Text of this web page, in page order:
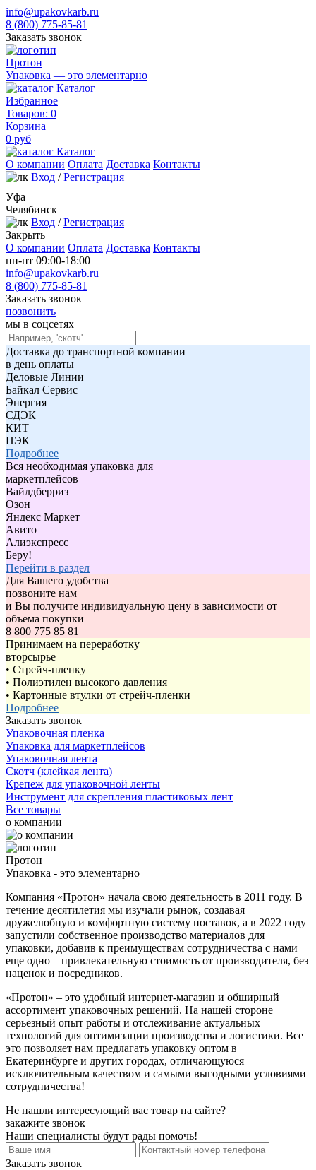
info@upakovkarb.ru
8 (800) 775-85-81
Заказать звонок
Протон
Упаковка — это элементарно
Каталог
Избранное
Товаров: 0
Корзина
0 руб
Каталог
О компании Оплата Доставка Контакты
Вход / Регистрация
Уфа
Челябинск
Вход / Регистрация
Закрыть
О компании Оплата Доставка Контакты
пн-пт 09:00-18:00
info@upakovkarb.ru
8 (800) 775-85-81
Заказать звонок
позвонить
мы в соцсетях
Доставка до транспортной компании
в день оплаты
Деловые Линии
Байкал Сервис
Энергия
СДЭК
КИТ
ПЭК
Подробнее
Вся необходимая упаковка для
маркетплейсов
Вайлдберриз
Озон
Яндекс Маркет
Авито
Алиэкспресс
Беру!
Перейти в раздел
Для Вашего удобства
позвоните нам
и Вы получите индивидуальную цену в зависимости от
объема покупки
8 800 775 85 81
Принимаем на переработку
вторсырье
• Стрейч-пленку
• Полиэтилен высокого давления
• Картонные втулки от стрейч-пленки
Подробнее
Заказать звонок
Упаковочная пленка
Упаковка для маркетплейсов
Упаковочная лента
Скотч (клейкая лента)
Крепеж для упаковочной ленты
Инструмент для скрепления пластиковых лент
Все товары
о компании
Протон
Упаковка - это элементарно
Компания «Протон» начала свою деятельность в 2011 году. В
течение десятилетия мы изучали рынок, создавая
дружелюбную и комфортную систему поставок, а в 2022 году
запустили собственное производство материалов для
упаковки, добавив к преимуществам сотрудничества с нами
еще одно – привлекательную стоимость от производителя, без
наценок и посредников.
«Протон» – это удобный интернет-магазин и обширный
ассортимент упаковочных решений. На нашей стороне
серьезный опыт работы и отслеживание актуальных
технологий для оптимизации производства и логистики. Все
это позволяет нам предлагать упаковку оптом в
Екатеринбурге и других городах, отличающуюся
исключительным качеством и самыми выгодными условиями
сотрудничества!
Не нашли интересующий вас товар на сайте?
закажите звонок
Наши специалисты будут рады помочь!
Заказать звонок